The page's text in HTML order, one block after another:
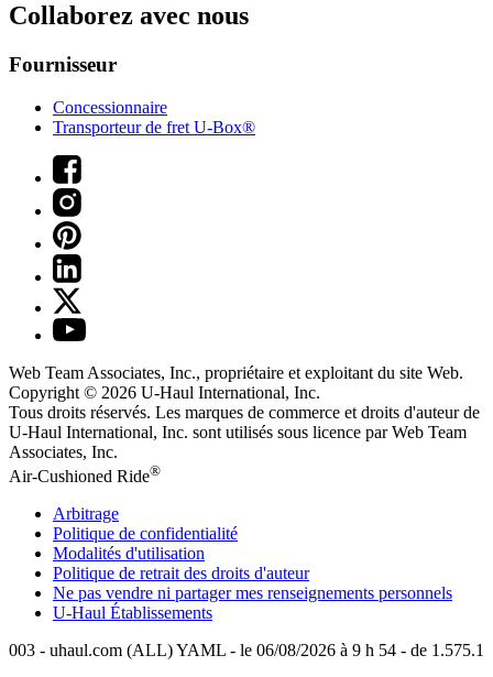
Collaborez avec nous
Fournisseur
Concessionnaire
Transporteur de fret U-Box®
Web Team Associates, Inc., propriétaire et exploitant du site Web.
Copyright © 2026 U-Haul International, Inc.
Tous droits réservés. Les marques de commerce et droits d'auteur de
U-Haul International, Inc. sont utilisés sous licence par Web Team
Associates, Inc.
Air-Cushioned Ride®
Arbitrage
Politique de confidentialité
Modalités d'utilisation
Politique de retrait des droits d'auteur
Ne pas vendre ni partager mes renseignements personnels
U-Haul Établissements
003 - uhaul.com (ALL) YAML - le 06/08/2026 à 9 h 54 - de 1.575.1